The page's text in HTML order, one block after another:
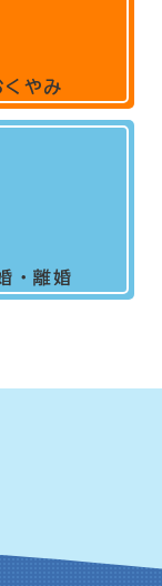
くやみ
・離婚